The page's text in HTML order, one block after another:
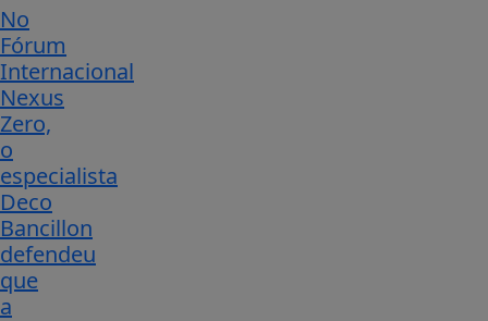
No
Fórum
Internacional
Nexus
Zero,
o
especialista
Deco
Bancillon
defendeu
que
a